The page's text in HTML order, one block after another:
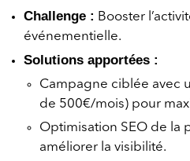
Challenge : Booster
événementielle.
Solutions apportées :
Campagne ciblée avec
de 500€/mois) pour
Optimisation SEO de la
améliorer la visibilité.